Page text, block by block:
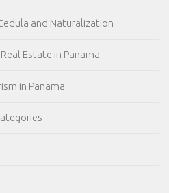
and Naturalization
Estate in Panama
in Panama